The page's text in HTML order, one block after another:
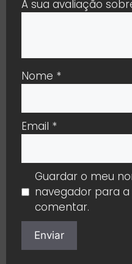
A sua avaliação
Nome *
Email *
Guardar o meu
navegador para
comentar.